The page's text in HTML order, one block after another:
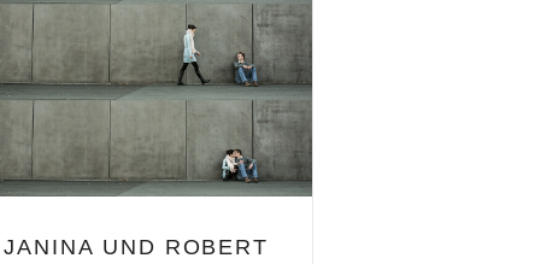
JANINA UND ROBERT